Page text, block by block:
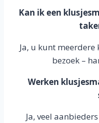
Kan ik een
Ja, u kunt
bezoek –
Werken
Ja, veel